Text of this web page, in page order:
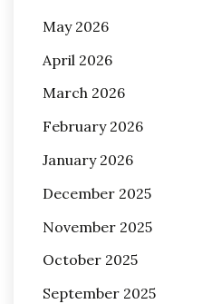
May 2026
April 2026
March 2026
February 2026
January 2026
December 2025
November 2025
October 2025
September 2025